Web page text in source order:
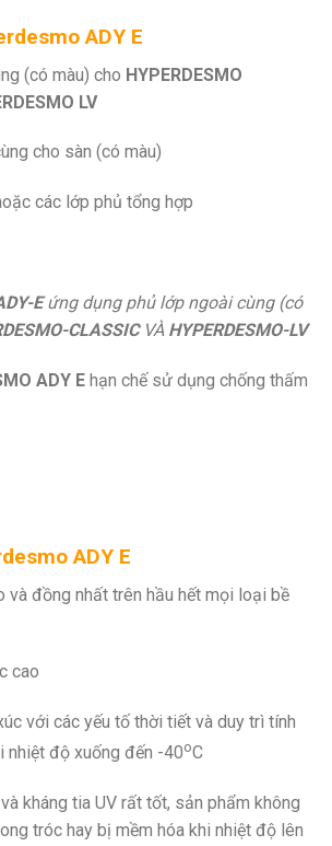
ADY E
(có màu) cho HYPERDESMO
LV
cho sàn (có màu)
các lớp phủ tổng hợp
Eứng dụng phủ lớp ngoài cùng (có
CLASSICVÀ HYPERDESMO-LV
ADY E hạn chế sử dụng chống thấm
ADY E
và đồng nhất trên hầu hết mọi loại bề
cao
với các yếu tố thời tiết và duy trì tính
nhiệt độ xuống đến -40oC
kháng tia UV rất tốt, sản phẩm không
tróc hay bị mềm hóa khi nhiệt độ lên